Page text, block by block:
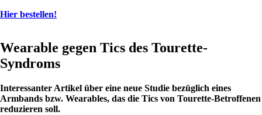
Hier bestellen!
Wearable gegen Tics des Tourette-
Syndroms
Interessanter Artikel über eine neue Studie bezüglich eines
Armbands bzw. Wearables, das die Tics von Tourette-Betroffenen
reduzieren soll.